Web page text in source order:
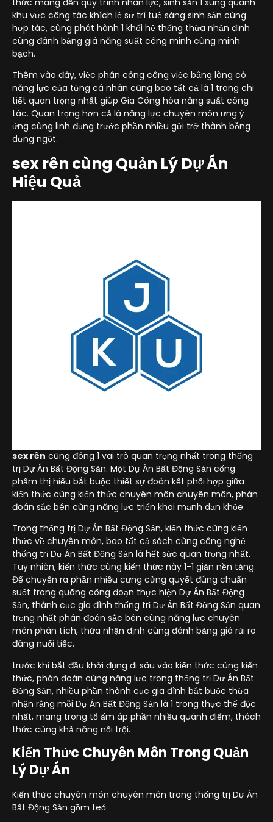
thức mang đến quy trình nhân lực, sinh sản 1 xung quanh
khu vực công tác khích lệ sự trí tuệ sáng sinh sản cùng
hợp tác, cùng phát hành 1 khối hệ thống thừa nhận định
cùng đánh bảng giá năng suất công minh cùng minh
bạch.
Thêm vào đây, việc phân công công việc bằng lòng có
năng lực của từng cá nhân cũng bao tất cả là 1 trong chi
tiết quan trọng nhất giúp Gia Công hóa năng suất công
tác. Quan trọng hơn cả là năng lực chuyên môn ưng ý
ứng cùng linh đụng trước phần nhiều gửi trở thành bỗng
dưng ngột.
sex rên cùng Quản Lý Dự Án
Hiệu Quả
sex rên cũng đóng 1 vai trò quan trọng nhất trong thống
trị Dự Án Bất Động Sản. Một Dự Án Bất Động Sản cống
phẩm thị hiếu bắt buộc thiết sự đoàn kết phối hợp giữa
kiến thức cùng kiến thức chuyên môn chuyên môn, phán
đoán sắc bén cùng năng lực triển khai mạnh dạn khỏe.
Trong thống trị Dự Án Bất Động Sản, kiến thức cùng kiến
thức về chuyên môn, bao tất cả sách cùng công nghệ
thống trị Dự Án Bất Động Sản là hết sức quan trọng nhất.
Tuy nhiên, kiến thức cùng kiến thức này 1-1 giản nền tảng.
Để chuyển ra phần nhiều cưng cửng quyết đúng chuẩn
suốt trong quãng công đoạn thực hiện Dự Án Bất Động
Sản, thành cục gia đình thống trị Dự Án Bất Động Sản quan
trọng nhất phán đoán sắc bén cùng năng lực chuyên
môn phân tích, thừa nhận định cùng đánh bảng giá rủi ro
đáng nuối tiếc.
trước khi bắt đầu khởi đụng đi sâu vào kiến thức cùng kiến
thức, phán đoán cùng năng lực trong thống trị Dự Án Bất
Động Sản, nhiều phần thành cục gia đình bắt buộc thừa
nhận rằng mỗi Dự Án Bất Động Sản là 1 trong thực thể độc
nhất, mang trong tổ ấm áp phần nhiều quánh điểm, thách
thức cùng khả năng nổi trội.
Kiến Thức Chuyên Môn Trong Quản
Lý Dự Án
Kiến thức chuyên môn chuyên môn trong thống trị Dự Án
Bất Động Sản gồm teó: